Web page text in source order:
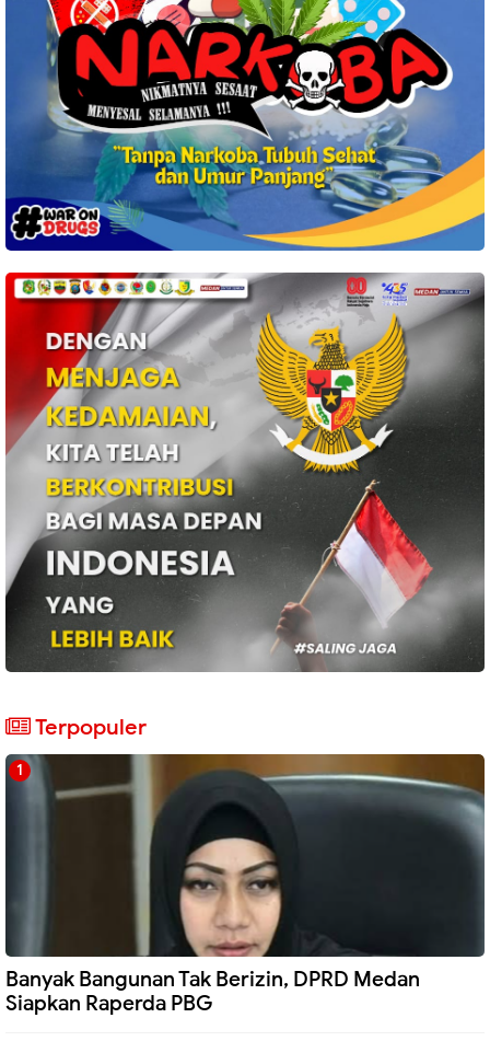
Terpopuler
Banyak Bangunan Tak Berizin, DPRD Medan
Siapkan Raperda PBG